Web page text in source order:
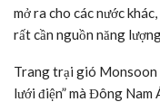
mở ra cho các nước
rất cần nguồn năng
Trang trại gió Monsoon
lưới điện” mà Đông